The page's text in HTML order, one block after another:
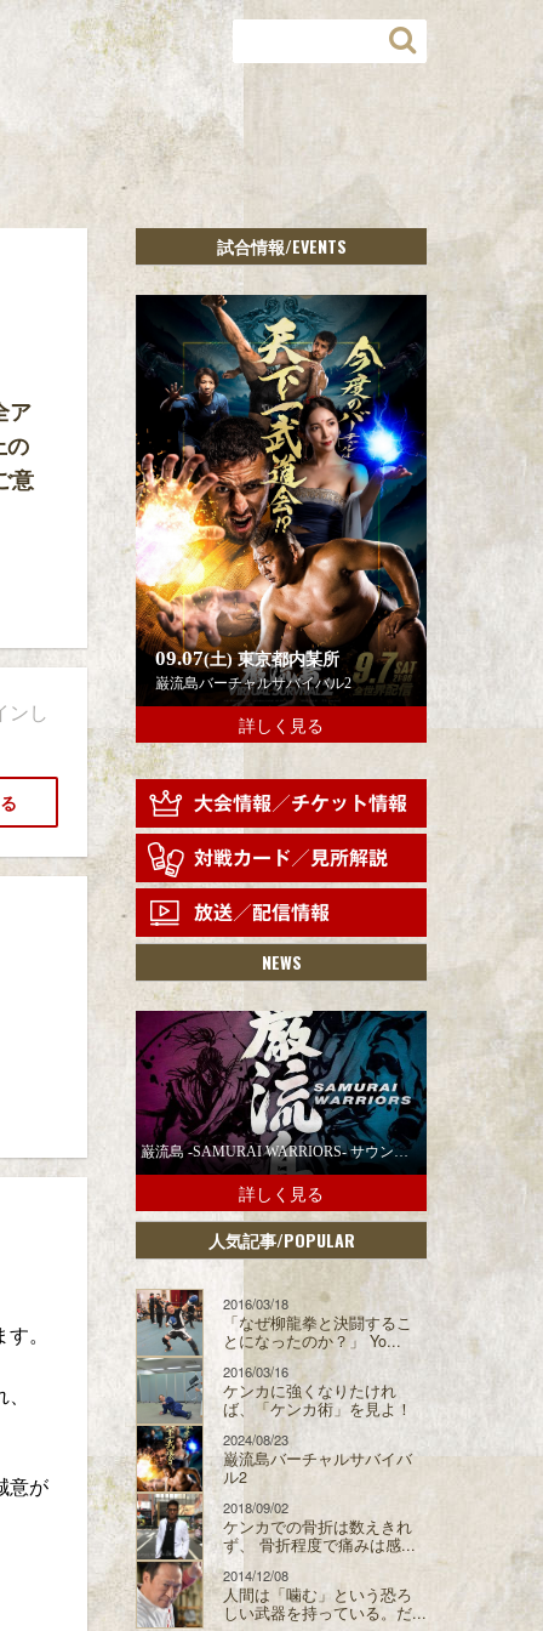
ア
の
意
ンし
。
意が
試合情報/EVENTS
09.07(土)東京都内某所
巌流島バーチャルサバイバル2
詳しく見る
NEWS
巌流島 -SAMURAI WARRIORS- サウンドトラックの配信スタート！
詳しく見る
人気記事/POPULAR
2016/03/18
「なぜ柳龍拳と決闘するこ
とになったのか？」 Yo...
2016/03/16
ケンカに強くなりたけれ
ば、「ケンカ術」を見よ！
2024/08/23
巌流島バーチャルサバイバ
ル2
2018/09/02
ケンカでの骨折は数えきれ
ず、 骨折程度で痛みは感...
2014/12/08
人間は「噛む」という恐ろ
しい武器を持っている。だ...